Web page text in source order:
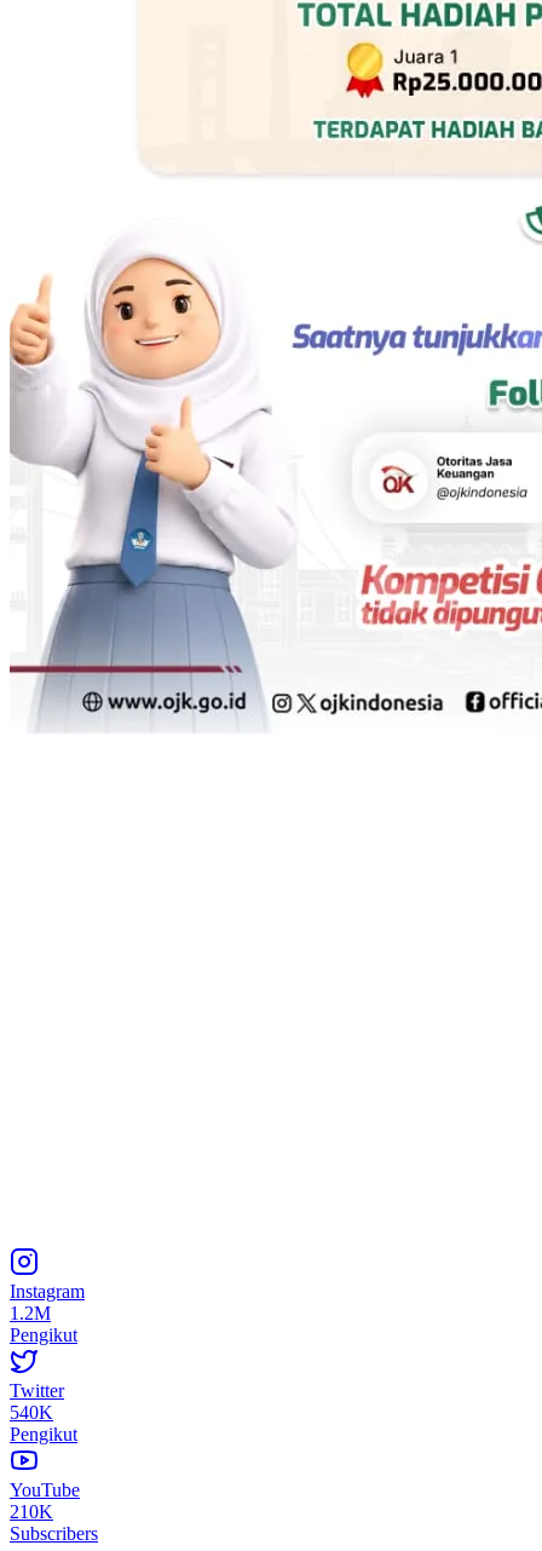
Instagram
1.2M
Pengikut
Twitter
540K
Pengikut
YouTube
210K
Subscribers